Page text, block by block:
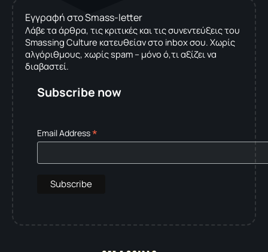
Εγγραφή στο Smass-letter
Λάβε τα άρθρα, τις κριτικές και τις συνεντεύξεις του
Smassing Culture κατευθείαν στο inbox σου. Χωρίς
αλγόριθμους, χωρίς spam – μόνο ό,τι αξίζει να
διαβαστεί.
Subscribe now
Email Address*